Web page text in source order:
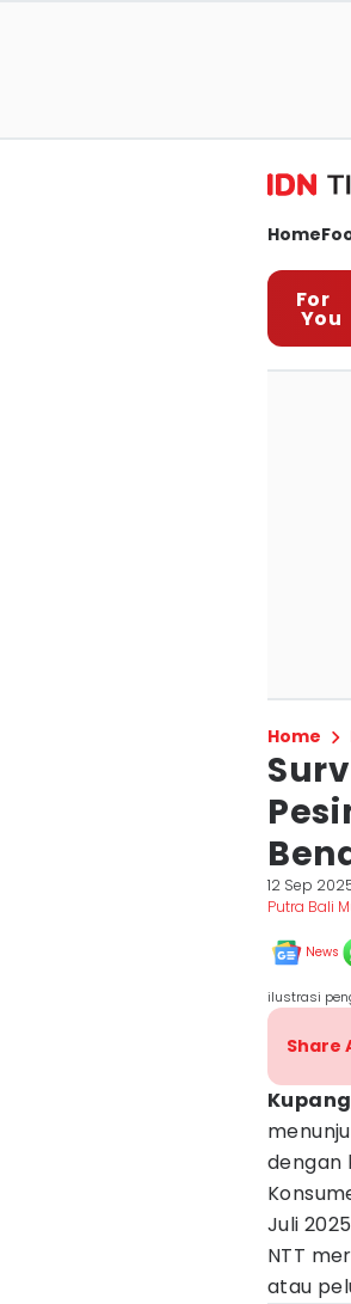
Home
For
You
Home
12 Sep
Putra Bali
News
ilustrasi
Share
dengan
Juli
NTT
atau